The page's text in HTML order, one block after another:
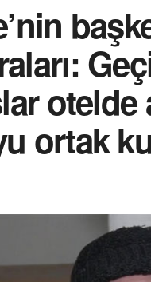
otelde
ortak